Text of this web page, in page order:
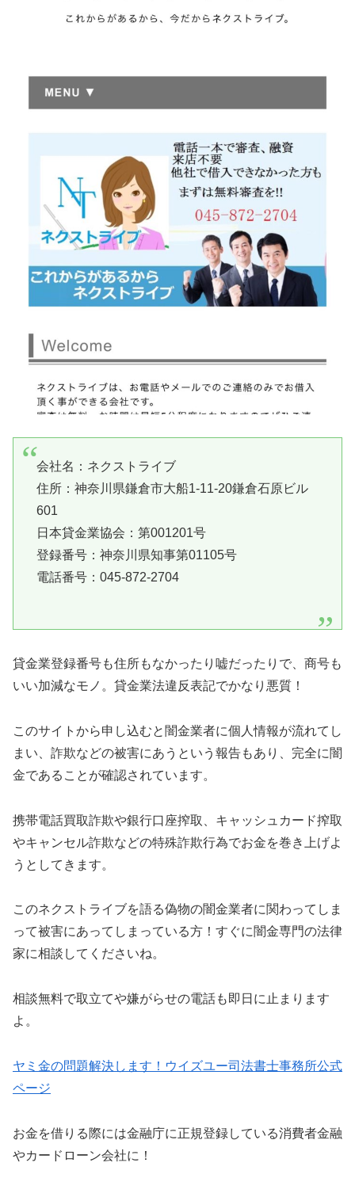
会社名： ネクストライブ
住所：神奈川県鎌倉市大船1-11-20鎌倉石原ビル
601
日本貸金業協会：第001201号
登録番号：神奈川県知事第01105号
電話番号：045-872-2704
貸金業登録番号も住所もなかったり嘘だったりで、商号も
いい加減なモノ。貸金業法違反表記でかなり悪質！
このサイトから申し込むと闇金業者に個人情報が流れてし
まい、詐欺などの被害にあうという報告もあり、完全に闇
金であることが確認されています。
携帯電話買取詐欺や銀行口座搾取、キャッシュカード搾取
やキャンセル詐欺などの特殊詐欺行為でお金を巻き上げよ
うとしてきます。
このネクストライブを語る偽物の闇金業者に関わってしま
って被害にあってしまっている方！すぐに闇金専門の法律
家に相談してくださいね。
相談無料で取立てや嫌がらせの電話も即日に止まります
よ。
ヤミ金の問題解決します！ウイズユー司法書士事務所公式
ページ
お金を借りる際には金融庁に正規登録している消費者金融
やカードローン会社に！